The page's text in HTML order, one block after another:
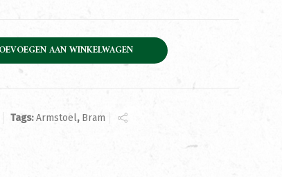
aantalAAN WINKELWAGEN
Tags:Armstoel, Bram